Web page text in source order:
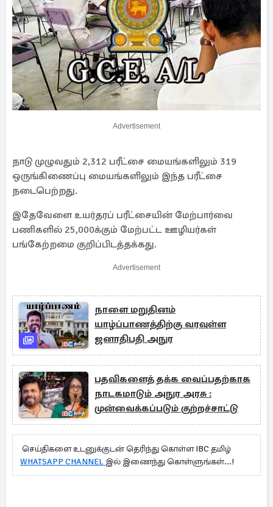
Advertisement
நாடு முழுவதும் 2,312 பரீட்சை மையங்களிலும் 319
ஒருங்கிணைப்பு மையங்களிலும் இந்த பரீட்சை
நடைபெற்றது.
இதேவேளை உயர்தரப் பரீட்சையின் மேற்பார்வை
பணிகளில் 25,000க்கும் மேற்பட்ட ஊழியர்கள்
பங்கேற்றமை குறிப்பிடத்தக்கது.
Advertisement
நாளை மறுதினம்
யாழ்ப்பாணத்திற்கு வரவுள்ள
ஜனாதிபதி அநுர
பதவிகளைத் தக்க வைப்பதற்காக
நாடகமாடும் அநுர அரசு :
முன்வைக்கப்படும் குற்றச்சாட்டு
செய்திகளை உடனுக்குடன் தெரிந்து கொள்ள IBC தமிழ்
WHATSAPP CHANNEL இல் இணைந்து கொள்ளுங்கள்...!